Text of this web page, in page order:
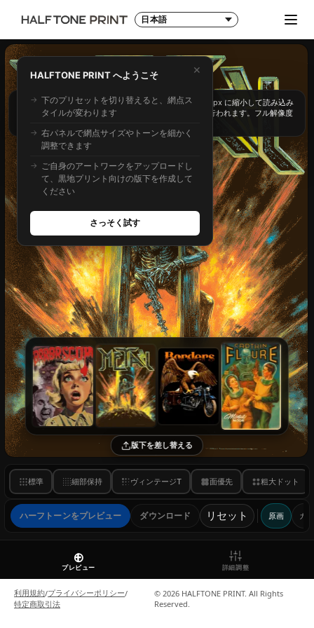
アプリUI言語 メニ
発注前に仕上がりを見る。
利用規約/プライバシーポリシー/
特定商取引法
© 2026 HALFTONE PRINT. All Rights
Reserved.